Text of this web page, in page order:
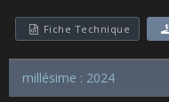
Fiche Technique
millésime : 2024